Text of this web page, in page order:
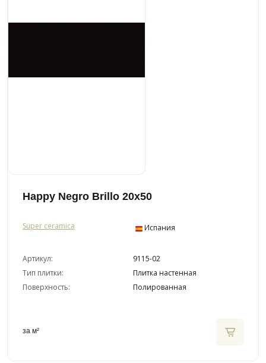
Happy Negro Brillo 20x50
Super ceramica Испания
Артикул:
9115-02
Тип плитки:
Плитка настенная
Поверхность:
Полированная
за м²